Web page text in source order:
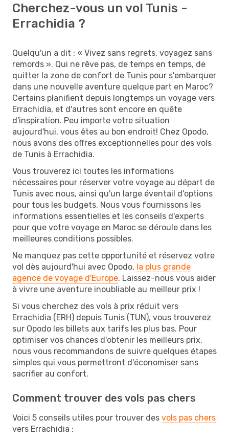
Cherchez-vous un vol Tunis -
Errachidia ?
Quelqu'un a dit : « Vivez sans regrets, voyagez sans
remords ». Qui ne rêve pas, de temps en temps, de
quitter la zone de confort de Tunis pour s'embarquer
dans une nouvelle aventure quelque part en Maroc?
Certains planifient depuis longtemps un voyage vers
Errachidia, et d'autres sont encore en quête
d'inspiration. Peu importe votre situation
aujourd'hui, vous êtes au bon endroit! Chez Opodo,
nous avons des offres exceptionnelles pour des vols
de Tunis à Errachidia.
Vous trouverez ici toutes les informations
nécessaires pour réserver votre voyage au départ de
Tunis avec nous, ainsi qu'un large éventail d'options
pour tous les budgets. Nous vous fournissons les
informations essentielles et les conseils d'experts
pour que votre voyage en Maroc se déroule dans les
meilleures conditions possibles.
Ne manquez pas cette opportunité et réservez votre
vol dès aujourd'hui avec Opodo, la plus grande
agence de voyage d'Europe. Laissez-nous vous aider
à vivre une aventure inoubliable au meilleur prix !
Si vous cherchez des vols à prix réduit vers
Errachidia (ERH) depuis Tunis (TUN), vous trouverez
sur Opodo les billets aux tarifs les plus bas. Pour
optimiser vos chances d'obtenir les meilleurs prix,
nous vous recommandons de suivre quelques étapes
simples qui vous permettront d'économiser sans
sacrifier au confort.
Comment trouver des vols pas chers
Voici 5 conseils utiles pour trouver des vols pas chers
vers Errachidia :